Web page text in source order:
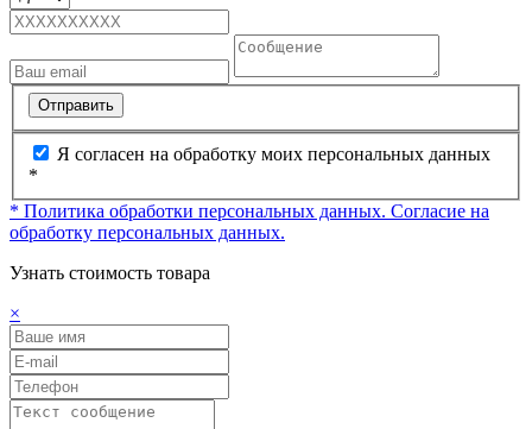
Отправить
Я согласен на обработку моих персональных данных
*
* Политика обработки персональных данных. Согласие на
обработку персональных данных.
Узнать стоимость товара
×